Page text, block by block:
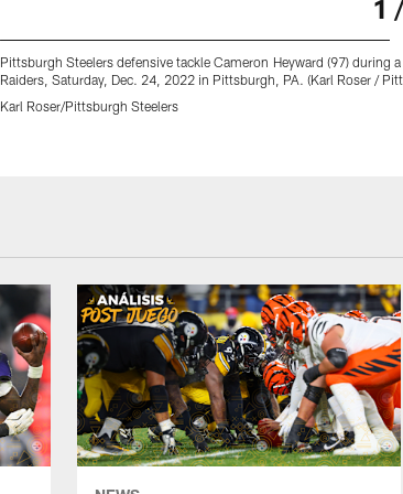
1
Pittsburgh Steelers defensive tackle Cameron Heyward (97) during
Raiders, Saturday, Dec. 24, 2022 in Pittsburgh, PA. (Karl Roser /
Karl Roser/Pittsburgh Steelers